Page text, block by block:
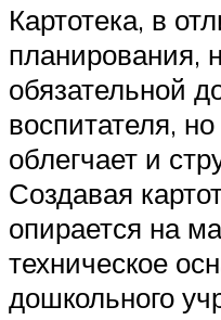
Картотека, в
планирования,
обязательной
воспитателя,
облегчает и
Создавая
опирается на
техническое
дошкольного